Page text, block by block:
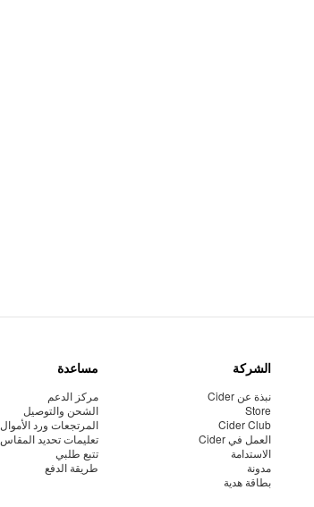
الشركة
نبذة عن Cider
Store
Cider Club
العمل في Cider
الاستدامة
مدونة
بطاقة هدية
مساعدة
مركز الدعم
الشحن والتوصيل
المرتجعات ورد الأموال
تعليمات تحديد المقاس
تتبع طلبي
طريقة الدفع